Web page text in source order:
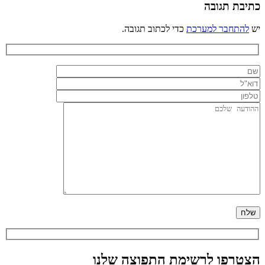
כתיבת תגובה
יש להתחבר למערכת כדי לכתוב תגובה.
הצטרפו לרשימת התפוצה שלנו